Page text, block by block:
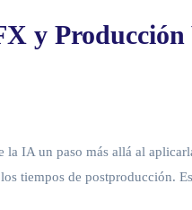
y
IA un paso más allá al
tiempos de postproducción.